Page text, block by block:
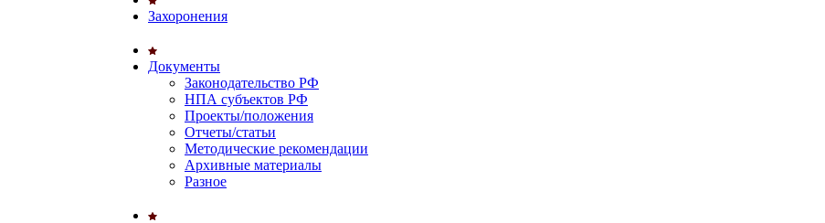
Захоронения
Документы
Законодательство РФ
НПА субъектов РФ
Проекты/положения
Отчеты/статьи
Методические рекомендации
Архивные материалы
Разное